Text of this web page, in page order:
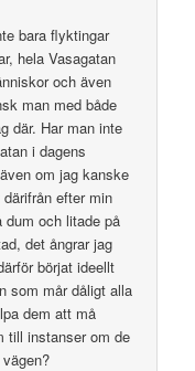
bara flyktingar
hela Vasagatan
och även
man med både
där. Har man inte
i dagens
om jag kanske
efter min
dum och litade på
det ångrar jag
börjat ideellt
som mår dåligt alla
dem att må
till instanser om de